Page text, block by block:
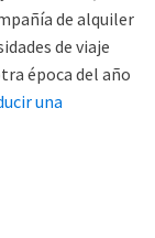
de alquiler
de viaje
época del año
una